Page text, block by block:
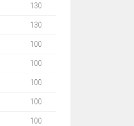
130
130
100
100
100
100
100